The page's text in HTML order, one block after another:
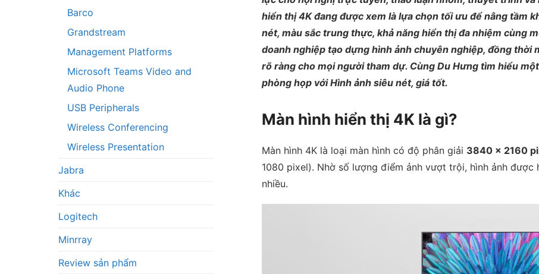
hiển thị 4K đang được xem là lựa chọn tối ưu để nâng tầm
nét, màu sắc trung thực, khả năng hiển thị đa nhiệm cùng
doanh nghiệp tạo dựng hình ảnh chuyên nghiệp, đồng thời
rõ ràng cho mọi người tham dự. Cùng Du Hưng tìm hiểu
phòng họp với Hình ảnh siêu nét, giá tốt.
Màn hình hiển thị 4K là gì?
Màn hình 4K là loại màn hình có độ phân giải 3840 x 2160
1080 pixel). Nhờ số lượng điểm ảnh vượt trội, hình ảnh
nhiều.
Barco
Grandstream
Management Platforms
Microsoft Teams Video and
Audio Phone
USB Peripherals
Wireless Conferencing
Wireless Presentation
Jabra
Khác
Logitech
Minrray
Review sản phẩm